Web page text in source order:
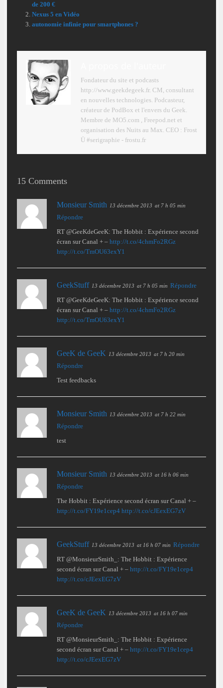
de 200 €
Nexus 5 en Vidéo
autonomie infinie pour smartphones ?
Fondateur du site et podcasts
http://www.geekdegeek.fr. CM, consultant
en nouvelles technologies. Podcasteur,
créateur de PodBox et l'envers du Geek.
Membre de MO5.com , Freepod.net et
organisation des Nuits au Max. CEO : Frost
Ü #serigraphie - frostu.fr
15 Comments
Monsieur Smith 13 décembre 2013 at 7 h 05 min
Répondre
RT @GeeKdeGeeK: The Hobbit : Expérience second
écran sur Canal + – http://t.co/4chmFo2RGz
http://t.co/TmOU63exY1
GeekStuff 13 décembre 2013 at 7 h 05 min Répondre
RT @GeeKdeGeeK: The Hobbit : Expérience second
écran sur Canal + – http://t.co/4chmFo2RGz
http://t.co/TmOU63exY1
GeeK de GeeK 13 décembre 2013 at 7 h 20 min
Répondre
Test feedbacks
Monsieur Smith 13 décembre 2013 at 7 h 22 min
Répondre
test
Monsieur Smith 13 décembre 2013 at 16 h 06 min
Répondre
The Hobbit : Expérience second écran sur Canal + –
http://t.co/FY19e1cep4 http://t.co/cJEexEG7zV
GeekStuff 13 décembre 2013 at 16 h 07 min Répondre
RT @MonsieurSmith_: The Hobbit : Expérience
second écran sur Canal + – http://t.co/FY19e1cep4
http://t.co/cJEexEG7zV
GeeK de GeeK 13 décembre 2013 at 16 h 07 min
Répondre
RT @MonsieurSmith_: The Hobbit : Expérience
second écran sur Canal + – http://t.co/FY19e1cep4
http://t.co/cJEexEG7zV